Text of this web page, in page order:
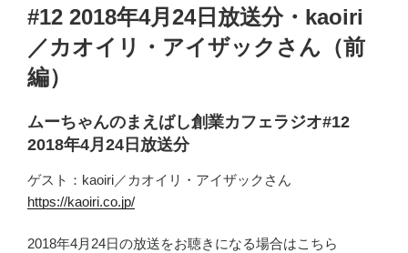
稿
日:
#12 2018年4月24日放送分・kaoiri
／カオイリ・アイザックさん（前
編）
ムーちゃんのまえばし創業カフェラジオ#12
2018年4月24日放送分
ゲスト：kaoiri／カオイリ・アイザックさん
https://kaoiri.co.jp/
2018年4月24日の放送をお聴きになる場合はこちら